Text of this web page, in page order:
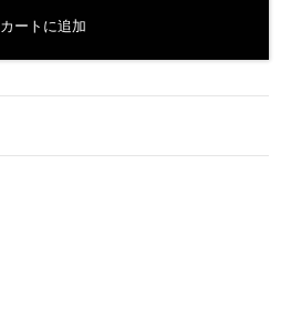
カートに追加